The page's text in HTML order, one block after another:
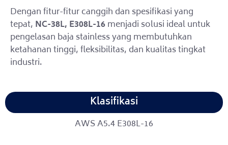
Dengan fitur-fitur canggih dan spesifikasi yang
tepat, NC-38L, E308L-16menjadi solusi ideal untuk
pengelasan baja stainless yang membutuhkan
ketahanan tinggi, fleksibilitas, dan kualitas tingkat
industri.
Klasifikasi
AWS A5.4 E308L-16